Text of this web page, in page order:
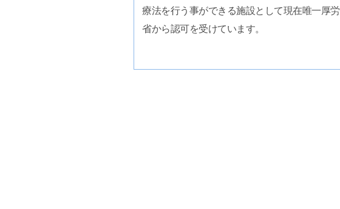
療法を行う事ができる施設として現在唯一厚労
省から認可を受けています。